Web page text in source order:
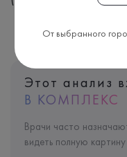
Этот анализ
В КОМПЛЕКС
Врачи часто
видеть полную
От выбранного